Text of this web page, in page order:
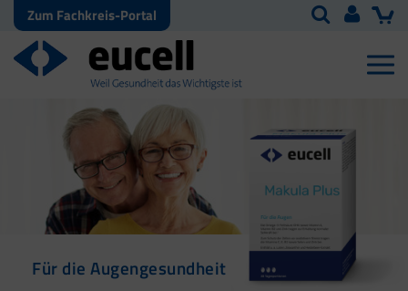
Zum Fachkreis-Portal
Für die Augengesundheit